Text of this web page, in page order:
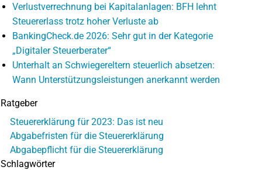
Verlustverrechnung bei Kapitalanlagen: BFH lehnt
Steuererlass trotz hoher Verluste ab
BankingCheck.de 2026: Sehr gut in der Kategorie
„Digitaler Steuerberater“
Unterhalt an Schwiegereltern steuerlich absetzen:
Wann Unterstützungsleistungen anerkannt werden
Ratgeber
Steuererklärung für 2023: Das ist neu
Abgabefristen für die Steuererklärung
Abgabepflicht für die Steuererklärung
Schlagwörter